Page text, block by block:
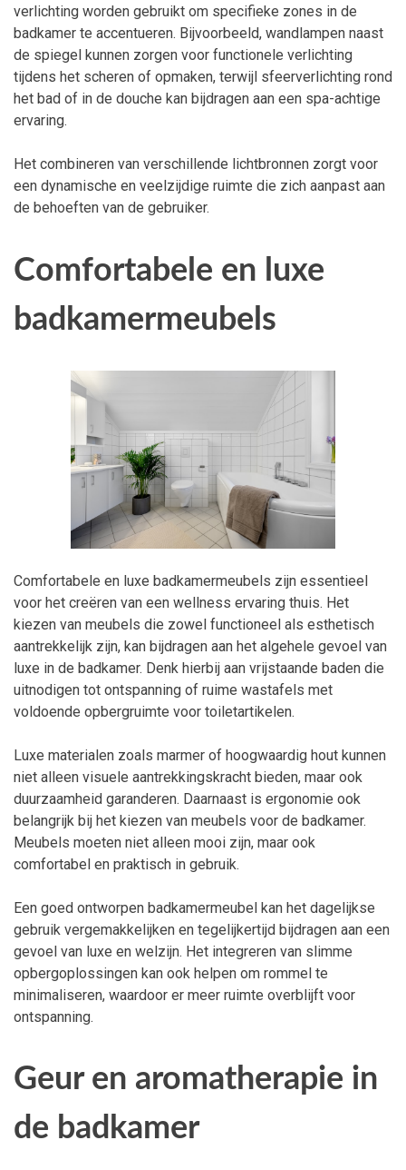
verlichting worden gebruikt om specifieke zones in de
badkamer te accentueren. Bijvoorbeeld, wandlampen naast
de spiegel kunnen zorgen voor functionele verlichting
tijdens het scheren of opmaken, terwijl sfeerverlichting rond
het bad of in de douche kan bijdragen aan een spa-achtige
ervaring.
Het combineren van verschillende lichtbronnen zorgt voor
een dynamische en veelzijdige ruimte die zich aanpast aan
de behoeften van de gebruiker.
Comfortabele en luxe
badkamermeubels
Comfortabele en luxe badkamermeubels zijn essentieel
voor het creëren van een wellness ervaring thuis. Het
kiezen van meubels die zowel functioneel als esthetisch
aantrekkelijk zijn, kan bijdragen aan het algehele gevoel van
luxe in de badkamer. Denk hierbij aan vrijstaande baden die
uitnodigen tot ontspanning of ruime wastafels met
voldoende opbergruimte voor toiletartikelen.
Luxe materialen zoals marmer of hoogwaardig hout kunnen
niet alleen visuele aantrekkingskracht bieden, maar ook
duurzaamheid garanderen. Daarnaast is ergonomie ook
belangrijk bij het kiezen van meubels voor de badkamer.
Meubels moeten niet alleen mooi zijn, maar ook
comfortabel en praktisch in gebruik.
Een goed ontworpen badkamermeubel kan het dagelijkse
gebruik vergemakkelijken en tegelijkertijd bijdragen aan een
gevoel van luxe en welzijn. Het integreren van slimme
opbergoplossingen kan ook helpen om rommel te
minimaliseren, waardoor er meer ruimte overblijft voor
ontspanning.
Geur en aromatherapie in
de badkamer